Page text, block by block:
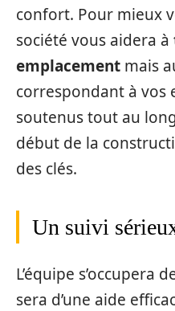
confort. Pour mieux
société vous aidera à
emplacement mais
correspondant à vos
soutenus tout au
début de la
des clés.
Un suivi
L’équipe s’occupera
sera d’une aide